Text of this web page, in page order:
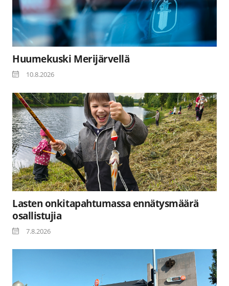
Huumekuski Merijärvellä
10.8.2026
Lasten onkitapahtumassa ennätysmäärä
osallistujia
7.8.2026